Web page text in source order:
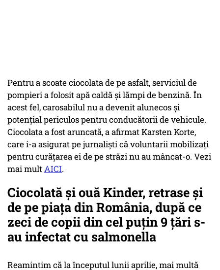
Pentru a scoate ciocolata de pe asfalt, serviciul de
pompieri a folosit apă caldă şi lămpi de benzină. În
acest fel, carosabilul nu a devenit alunecos şi
potenţial periculos pentru conducătorii de vehicule.
Ciocolata a fost aruncată, a afirmat Karsten Korte,
care i-a asigurat pe jurnalişti că voluntarii mobilizaţi
pentru curăţarea ei de pe străzi nu au mâncat-o. Vezi
mai multAICI.
Ciocolată și ouă Kinder, retrase și
de pe piața din România, după ce
zeci de copii din cel puțin 9 țări s-
au infectat cu salmonella
Reamintim că la începutul lunii aprilie, mai multă